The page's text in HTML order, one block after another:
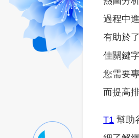
過程中
有助於
佳關鍵
您需要
而提高
T1 幫助